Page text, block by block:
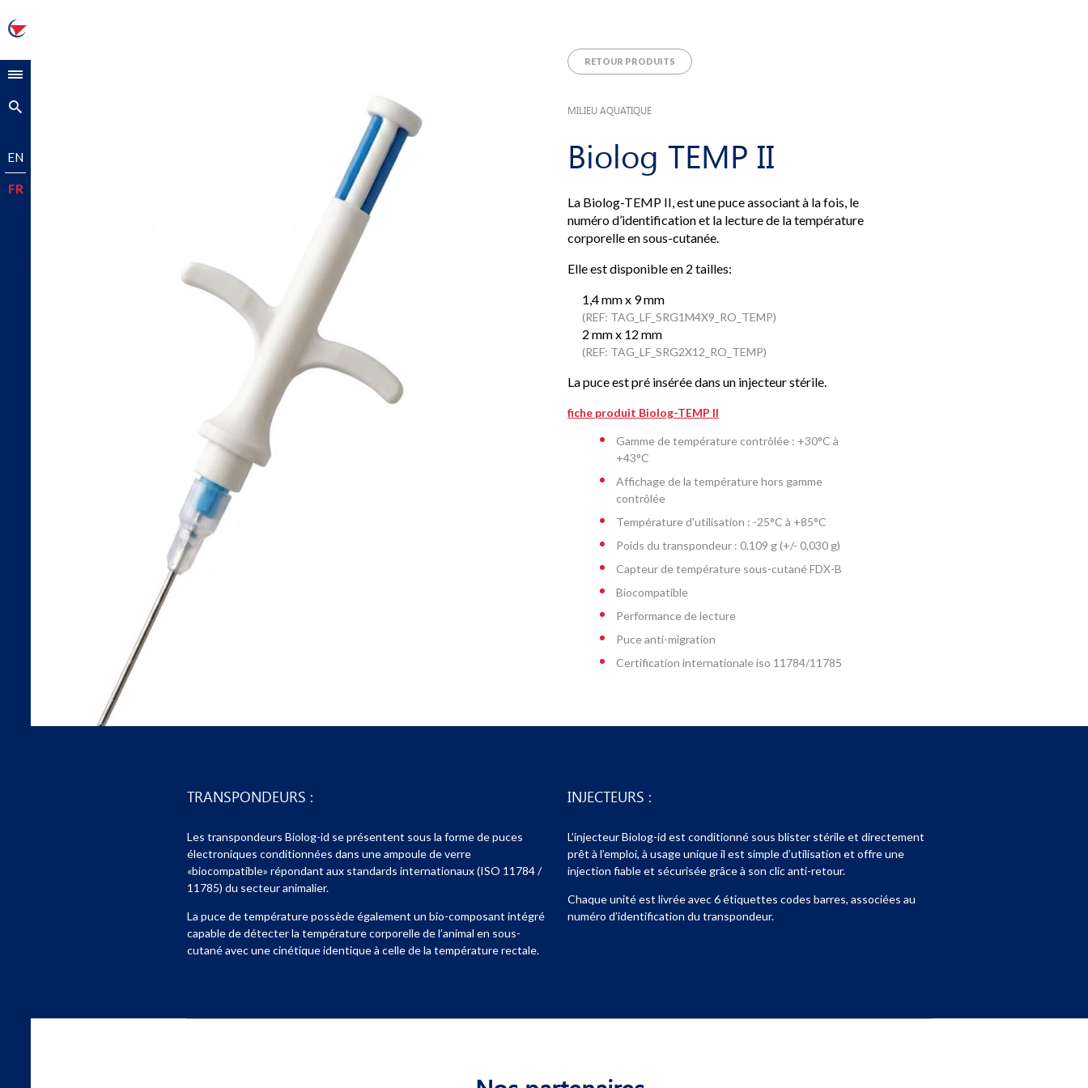
EN
FR
Inscrivez votre e-mail pour
recevoir nos lettres vétérinaires
RETOUR PRODUITS
MILIEU AQUATIQUE
Biolog TEMP II
La Biolog-TEMP II, est une puce associant à la fois, le
numéro d’identification et la lecture de la température
corporelle en sous-cutanée.
Elle est disponible en 2 tailles:
1,4 mm x 9 mm
(REF: TAG_LF_SRG1M4X9_RO_TEMP)
2 mm x 12 mm
(REF: TAG_LF_SRG2X12_RO_TEMP)
La puce est pré insérée dans un injecteur stérile.
fiche produit Biolog-TEMP II
Gamme de température contrôlée : +30°C à
+43°C
Affichage de la température hors gamme
contrôlée
Température d'utilisation : -25°C à +85°C
Poids du transpondeur : 0,109 g (+/- 0,030 g)
Capteur de température sous-cutané FDX-B
Biocompatible
Performance de lecture
Puce anti-migration
Certification internationale iso 11784/11785
TRANSPONDEURS :
Les transpondeurs Biolog-id se présentent sous la forme de puces
électroniques conditionnées dans une ampoule de verre
«biocompatible» répondant aux standards internationaux (ISO 11784 /
11785) du secteur animalier.
La puce de température possède également un bio-composant intégré
capable de détecter la température corporelle de l’animal en sous-
cutané avec une cinétique identique à celle de la température rectale.
INJECTEURS :
L’injecteur Biolog-id est conditionné sous blister stérile et directement
prêt à l’emploi, à usage unique il est simple d’utilisation et offre une
injection fiable et sécurisée grâce à son clic anti-retour.
Chaque unité est livrée avec 6 étiquettes codes barres, associées au
numéro d’identification du transpondeur.